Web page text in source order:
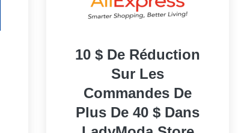
10 $ De Réduction
Sur Les
Commandes De
Plus De 40 $ Dans